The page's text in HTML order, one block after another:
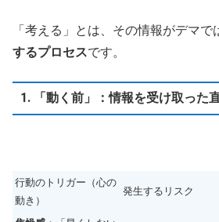
「考える」とは、その情報がデマ
するプロセスです。
1. 「動く前」：情報を受け取った
行動のトリガー（心の
動き）
発生するリスク